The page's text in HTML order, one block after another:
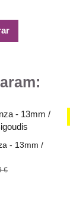
- 13mm /
€